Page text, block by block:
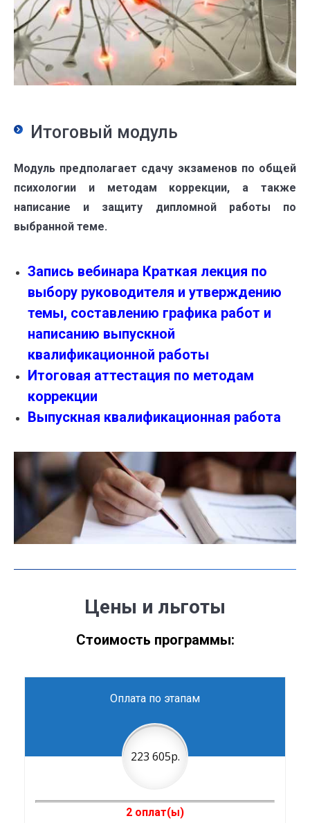
Итоговый модуль
Модуль предполагает сдачу экзаменов по общей
психологии и методам коррекции, а также
написание и защиту дипломной работы по
выбранной теме.
Запись вебинара Краткая лекция по
выбору руководителя и утверждению
темы, составлению графика работ и
написанию выпускной
квалификационной работы
Итоговая аттестация по методам
коррекции
Выпускная квалификационная работа
Цены и льготы
Стоимость программы:
Оплата по этапам
223 605р.
2 оплат(ы)